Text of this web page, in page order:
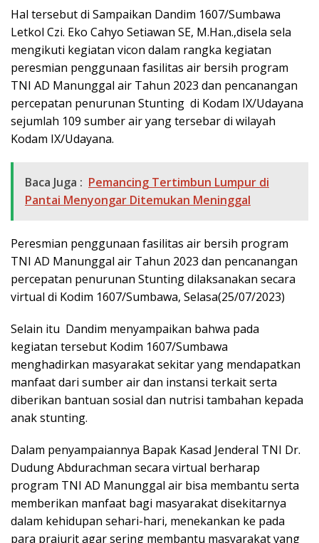
Hal tersebut di Sampaikan Dandim 1607/Sumbawa
Letkol Czi. Eko Cahyo Setiawan SE, M.Han.,disela sela
mengikuti kegiatan vicon dalam rangka kegiatan
peresmian penggunaan fasilitas air bersih program
TNI AD Manunggal air Tahun 2023 dan pencanangan
percepatan penurunan Stunting di Kodam IX/Udayana
sejumlah 109 sumber air yang tersebar di wilayah
Kodam IX/Udayana.
Baca Juga : Pemancing Tertimbun Lumpur di
Pantai Menyongar Ditemukan Meninggal
Peresmian penggunaan fasilitas air bersih program
TNI AD Manunggal air Tahun 2023 dan pencanangan
percepatan penurunan Stunting dilaksanakan secara
virtual di Kodim 1607/Sumbawa, Selasa(25/07/2023)
Selain itu Dandim menyampaikan bahwa pada
kegiatan tersebut Kodim 1607/Sumbawa
menghadirkan masyarakat sekitar yang mendapatkan
manfaat dari sumber air dan instansi terkait serta
diberikan bantuan sosial dan nutrisi tambahan kepada
anak stunting.
Dalam penyampaiannya Bapak Kasad Jenderal TNI Dr.
Dudung Abdurachman secara virtual berharap
program TNI AD Manunggal air bisa membantu serta
memberikan manfaat bagi masyarakat disekitarnya
dalam kehidupan sehari-hari, menekankan ke pada
para prajurit agar sering membantu masyarakat yang